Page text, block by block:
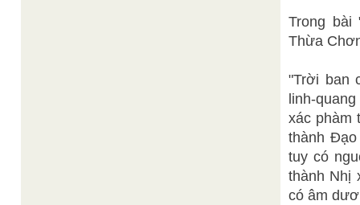
Trong bài
Thừa
"Trời ban
linh-
xác phàm
thành Đạo
tuy có
thành Nhị
có âm